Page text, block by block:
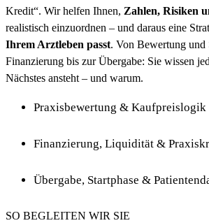
Kredit“. Wir helfen Ihnen, Zahlen, Risiken
realistisch einzuordnen – und daraus eine
Ihrem Arztleben passt. Von Bewertung und
Finanzierung bis zur Übergabe: Sie wissen
Nächstes ansteht – und warum.
Praxisbewertung & Kaufpreislogik
Finanzierung, Liquidität &
Übergabe, Startphase &
SO BEGLEITEN WIR SIE